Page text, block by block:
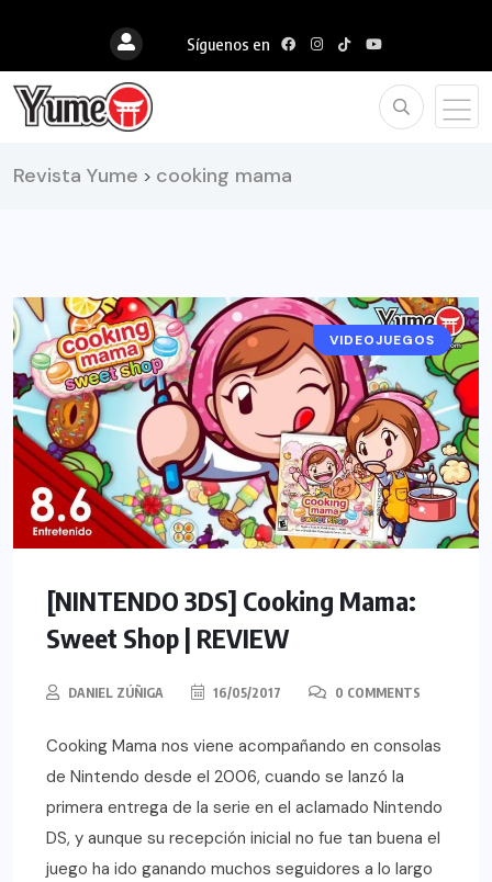
Síguenos en
Revista Yume > cooking mama
RESEÑAS
VIDEOJUEGOS
[NINTENDO 3DS] Cooking Mama:
Sweet Shop | REVIEW
DANIEL ZÚÑIGA 16/05/2017 0 COMMENTS
Cooking Mama nos viene acompañando en consolas
de Nintendo desde el 2006, cuando se lanzó la
primera entrega de la serie en el aclamado Nintendo
DS, y aunque su recepción inicial no fue tan buena el
juego ha ido ganando muchos seguidores a lo largo